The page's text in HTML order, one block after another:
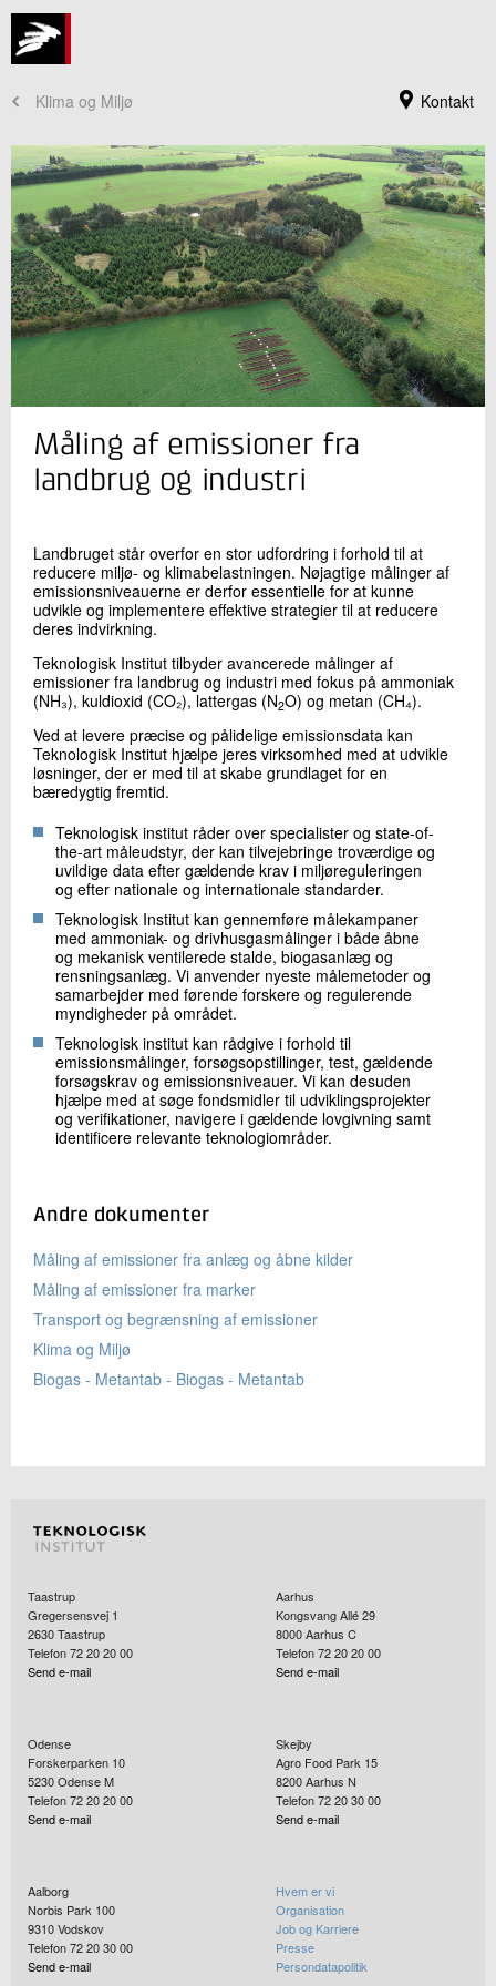
Kontakt
Klima og Miljø
Jeg er din kontaktperson
Ann Britt Værge
Sektionsleder
Landbrug og Digitalisering
Skriv til mig
Send
Måling af emissioner fra
landbrug og industri
Landbruget står overfor en stor udfordring i forhold til at
reducere miljø- og klimabelastningen. Nøjagtige målinger af
emissionsniveauerne er derfor essentielle for at kunne
udvikle og implementere effektive strategier til at reducere
deres indvirkning.
Teknologisk Institut tilbyder avancerede målinger af
emissioner fra landbrug og industri med fokus på ammoniak
(NH₃), kuldioxid (CO₂), lattergas (N2O) og metan (CH₄).
Ved at levere præcise og pålidelige emissionsdata kan
Teknologisk Institut hjælpe jeres virksomhed med at udvikle
løsninger, der er med til at skabe grundlaget for en
bæredygtig fremtid.
Teknologisk institut råder over specialister og state-of-
the-art måleudstyr, der kan tilvejebringe troværdige og
uvildige data efter gældende krav i miljøreguleringen
og efter nationale og internationale standarder.
Teknologisk Institut kan gennemføre målekampaner
med ammoniak- og drivhusgasmålinger i både åbne
og mekanisk ventilerede stalde, biogasanlæg og
rensningsanlæg. Vi anvender nyeste målemetoder og
samarbejder med førende forskere og regulerende
myndigheder på området.
Teknologisk institut kan rådgive i forhold til
emissionsmålinger, forsøgsopstillinger, test, gældende
forsøgskrav og emissionsniveauer. Vi kan desuden
hjælpe med at søge fondsmidler til udviklingsprojekter
og verifikationer, navigere i gældende lovgivning samt
identificere relevante teknologiområder.
Andre dokumenter
Måling af emissioner fra anlæg og åbne kilder
Måling af emissioner fra marker
Transport og begrænsning af emissioner
Klima og Miljø
Biogas - Metantab - Biogas - Metantab
Taastrup
Gregersensvej 1
2630Taastrup
Telefon 72 20 20 00
Send e-mail
Aarhus
Kongsvang Allé 29
8000Aarhus C
Telefon 72 20 20 00
Send e-mail
Odense
Forskerparken 10
5230Odense M
Telefon 72 20 20 00
Send e-mail
Skejby
Agro Food Park 15
8200Aarhus N
Telefon 72 20 30 00
Send e-mail
Aalborg
Norbis Park 100
9310Vodskov
Telefon 72 20 30 00
Send e-mail
Hvem er vi
Organisation
Job og Karriere
Presse
Persondatapolitik